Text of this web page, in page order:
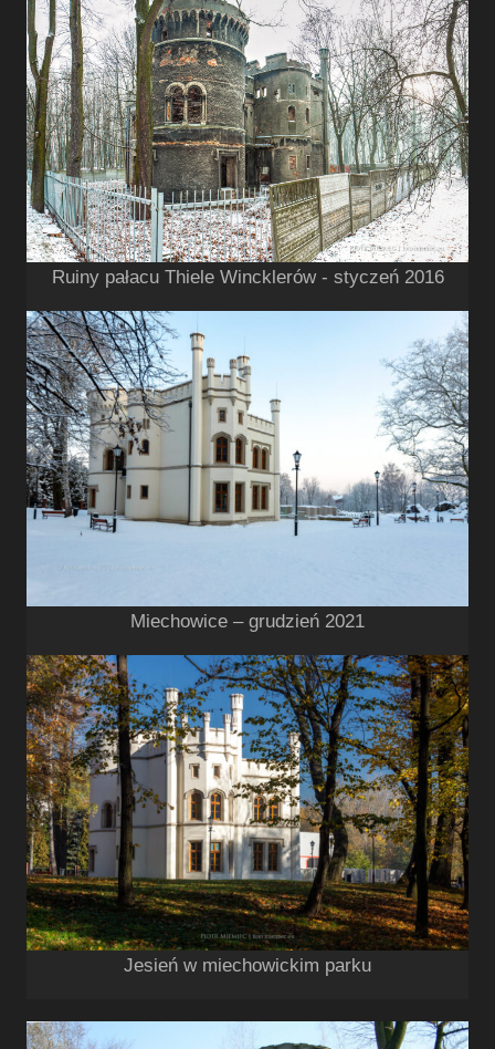
Ruiny pałacu Thiele Wincklerów - styczeń 2016
Miechowice – grudzień 2021
Jesień w miechowickim parku